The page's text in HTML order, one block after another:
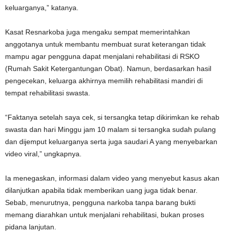
keluarganya,” katanya.
Kasat Resnarkoba juga mengaku sempat memerintahkan
anggotanya untuk membantu membuat surat keterangan tidak
mampu agar pengguna dapat menjalani rehabilitasi di RSKO
(Rumah Sakit Ketergantungan Obat). Namun, berdasarkan hasil
pengecekan, keluarga akhirnya memilih rehabilitasi mandiri di
tempat rehabilitasi swasta.
“Faktanya setelah saya cek, si tersangka tetap dikirimkan ke rehab
swasta dan hari Minggu jam 10 malam si tersangka sudah pulang
dan dijemput keluarganya serta juga saudari A yang menyebarkan
video viral,” ungkapnya.
Ia menegaskan, informasi dalam video yang menyebut kasus akan
dilanjutkan apabila tidak memberikan uang juga tidak benar.
Sebab, menurutnya, pengguna narkoba tanpa barang bukti
memang diarahkan untuk menjalani rehabilitasi, bukan proses
pidana lanjutan.